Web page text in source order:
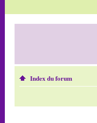
Index du forum